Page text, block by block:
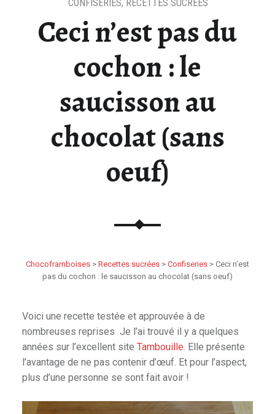
Ceci n’est pas du
cochon : le
saucisson au
chocolat (sans
oeuf)
CONFISERIES, RECETTES SUCRÉES
Chocoframboises > Recettes sucrées > Confiseries > Ceci n’est
pas du cochon : le saucisson au chocolat (sans oeuf)
Voici une recette testée et approuvée à de
nombreuses reprises Je l’ai trouvé il y a quelques
années sur l’excellent site Tambouille. Elle présente
l’avantage de ne pas contenir d’œuf. Et pour l’aspect,
plus d’une personne se sont fait avoir !